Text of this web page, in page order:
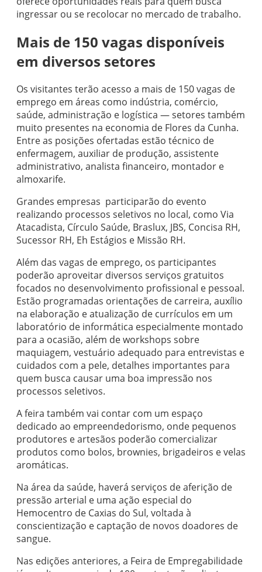
ingressar ou se recolocar no mercado de trabalho.
Mais de 150 vagas disponíveis
em diversos setores
Os visitantes terão acesso a mais de 150 vagas de
emprego em áreas como indústria, comércio,
saúde, administração e logística — setores também
muito presentes na economia de Flores da Cunha.
Entre as posições ofertadas estão técnico de
enfermagem, auxiliar de produção, assistente
administrativo, analista financeiro, montador e
almoxarife.
Grandes empresas participarão do evento
realizando processos seletivos no local, como Via
Atacadista, Círculo Saúde, Braslux, JBS, Concisa RH,
Sucessor RH, Eh Estágios e Missão RH.
Além das vagas de emprego, os participantes
poderão aproveitar diversos serviços gratuitos
focados no desenvolvimento profissional e pessoal.
Estão programadas orientações de carreira, auxílio
na elaboração e atualização de currículos em um
laboratório de informática especialmente montado
para a ocasião, além de workshops sobre
maquiagem, vestuário adequado para entrevistas e
cuidados com a pele, detalhes importantes para
quem busca causar uma boa impressão nos
processos seletivos.
A feira também vai contar com um espaço
dedicado ao empreendedorismo, onde pequenos
produtores e artesãos poderão comercializar
produtos como bolos, brownies, brigadeiros e velas
aromáticas.
Na área da saúde, haverá serviços de aferição de
pressão arterial e uma ação especial do
Hemocentro de Caxias do Sul, voltada à
conscientização e captação de novos doadores de
sangue.
Nas edições anteriores, a Feira de Empregabilidade